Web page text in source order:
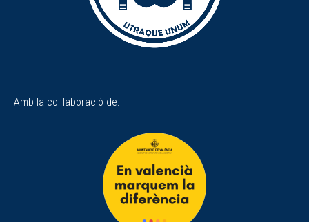
Amb la col·laboració de: